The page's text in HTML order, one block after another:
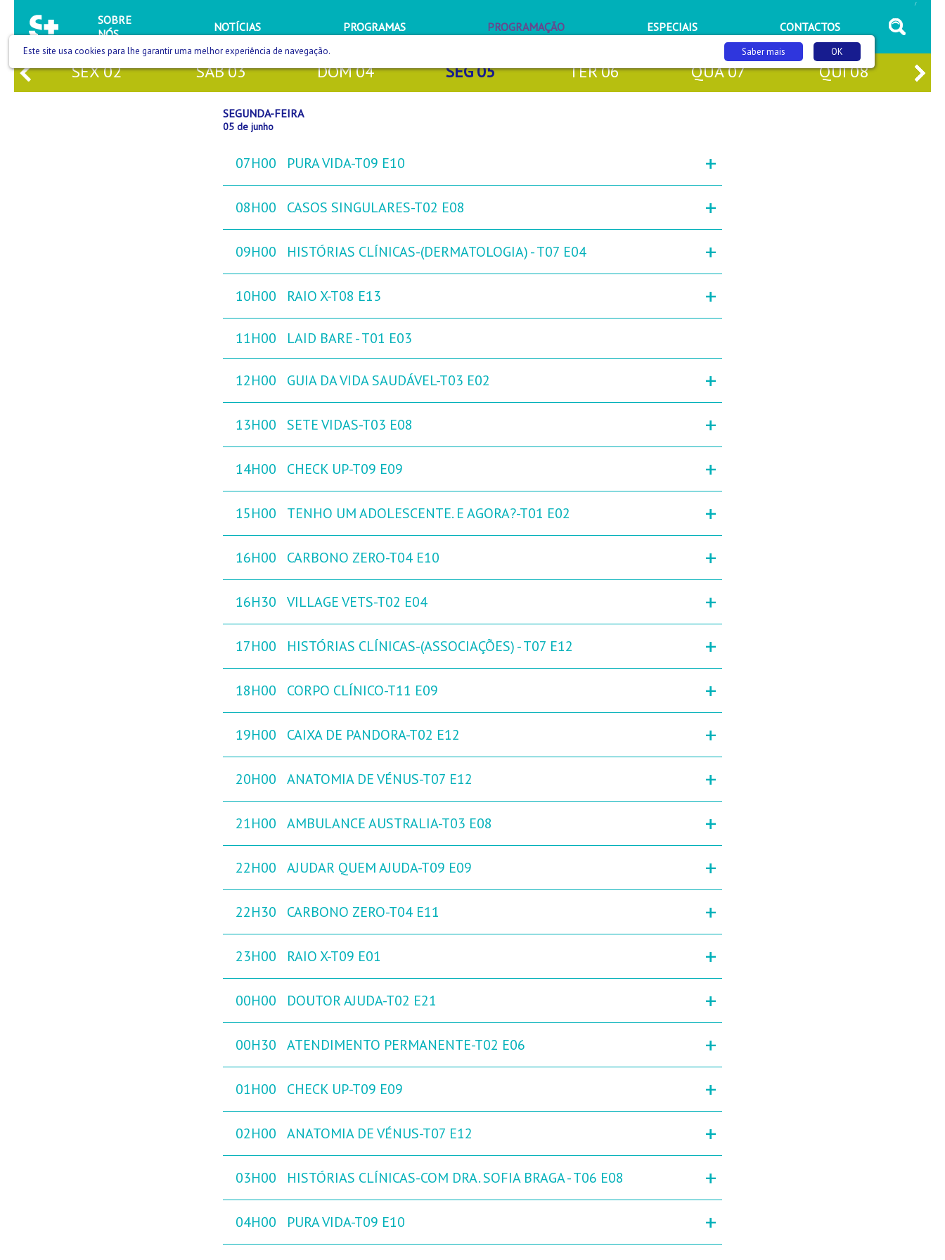
SOBRE
NÓS
NOTÍCIAS PROGRAMAS PROGRAMAÇÃO ESPECIAIS CONTACTOS
/
SEX02 SÁB03 DOM04 SEG05 TER06 QUA07 QUI08
SEGUNDA-FEIRA
05 de junho
07H00 PURA VIDA-T09 E10 +
08H00 CASOS SINGULARES-T02 E08 +
09H00 HISTÓRIAS CLÍNICAS-(DERMATOLOGIA) - T07 E04 +
10H00 RAIO X-T08 E13 +
11H00 LAID BARE - T01 E03
12H00 GUIA DA VIDA SAUDÁVEL-T03 E02 +
13H00 SETE VIDAS-T03 E08 +
14H00 CHECK UP-T09 E09 +
15H00 TENHO UM ADOLESCENTE. E AGORA?-T01 E02 +
16H00 CARBONO ZERO-T04 E10 +
16H30 VILLAGE VETS-T02 E04 +
17H00 HISTÓRIAS CLÍNICAS-(ASSOCIAÇÕES) - T07 E12 +
18H00 CORPO CLÍNICO-T11 E09 +
19H00 CAIXA DE PANDORA-T02 E12 +
20H00 ANATOMIA DE VÉNUS-T07 E12 +
21H00 AMBULANCE AUSTRALIA-T03 E08 +
22H00 AJUDAR QUEM AJUDA-T09 E09 +
22H30 CARBONO ZERO-T04 E11 +
23H00 RAIO X-T09 E01 +
00H00 DOUTOR AJUDA-T02 E21 +
00H30 ATENDIMENTO PERMANENTE-T02 E06 +
01H00 CHECK UP-T09 E09 +
02H00 ANATOMIA DE VÉNUS-T07 E12 +
03H00 HISTÓRIAS CLÍNICAS-COM DRA. SOFIA BRAGA - T06 E08 +
04H00 PURA VIDA-T09 E10 +
Este site usa cookies para lhe garantir uma melhor experiência de navegação. OK
Saber mais